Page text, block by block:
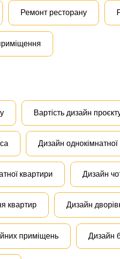
Ремонт ресторану
Вартість дизайн
Дизайн однокімнатної
квартири Дизайн
квартир Дизайн
приміщень Дизайн